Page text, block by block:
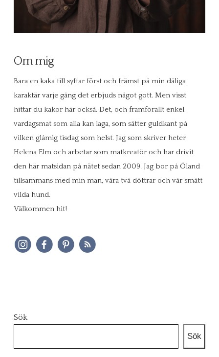
Om mig
Bara en kaka till syftar först och främst på min dåliga
karaktär varje gång det erbjuds något gott. Men visst
hittar du kakor här också. Det, och framförallt enkel
vardagsmat som alla kan laga, som sätter guldkant på
vilken glåmig tisdag som helst. Jag som skriver heter
Helena Elm och arbetar som matkreatör och har drivit
den här matsidan på nätet sedan 2009. Jag bor på Öland
tillsammans med min man, våra två döttrar och vår smått
vilda hund.
Välkommen hit!
Sök
Sök